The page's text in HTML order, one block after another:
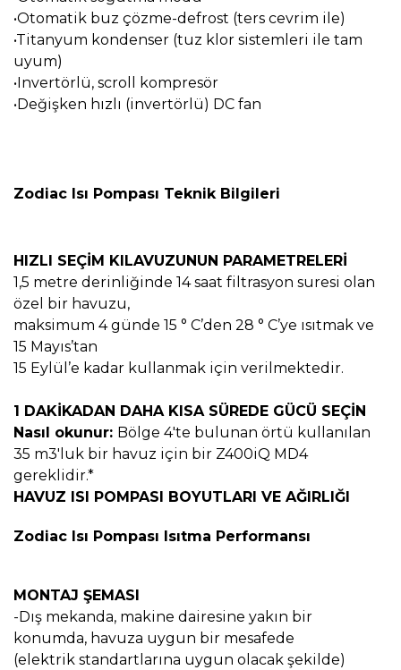
•Otomatik buz çözme-defrost (ters cevrim ile)
•Titanyum kondenser (tuz klor sistemleri ile tam
uyum)
•Invertörlü, scroll kompresör
•Değişken hızlı (invertörlü) DC fan
Zodiac Isı Pompası Teknik Bilgileri
HIZLI SEÇİM KILAVUZUNUN PARAMETRELERİ
1,5 metre derinliğinde 14 saat filtrasyon suresi olan
özel bir havuzu,
maksimum 4 günde 15 ° C’den 28 ° C’ye ısıtmak ve
15 Mayıs’tan
15 Eylül’e kadar kullanmak için verilmektedir.
1 DAKİKADAN DAHA KISA SÜREDE GÜCÜ SEÇİN
Nasıl okunur: Bölge 4'te bulunan örtü kullanılan
35 m3'luk bir havuz için bir Z400iQ MD4
gereklidir.*
HAVUZ ISI POMPASI BOYUTLARI VE AĞIRLIĞI
Zodiac Isı Pompası Isıtma Performansı
MONTAJ ŞEMASI
-Dış mekanda, makine dairesine yakın bir
konumda, havuza uygun bir mesafede
(elektrik standartlarına uygun olacak şekilde)